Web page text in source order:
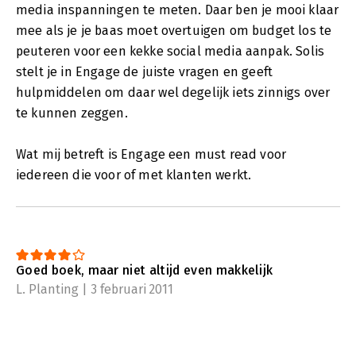
media inspanningen te meten. Daar ben je mooi klaar
mee als je je baas moet overtuigen om budget los te
peuteren voor een kekke social media aanpak. Solis
stelt je in Engage de juiste vragen en geeft
hulpmiddelen om daar wel degelijk iets zinnigs over
te kunnen zeggen.
Wat mij betreft is Engage een must read voor
iedereen die voor of met klanten werkt.
Goed boek, maar niet altijd even makkelijk
L. Planting | 3 februari 2011